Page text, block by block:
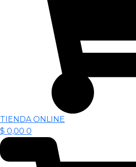
TIENDA ONLINE
$ 0,00 0